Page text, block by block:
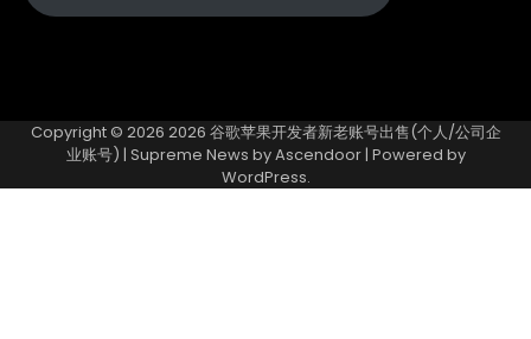
Copyright © 2026 2026 谷歌苹果开发者新老账号出售(个人/公司企
业账号) | Supreme News byAscendoor| Powered by
WordPress.